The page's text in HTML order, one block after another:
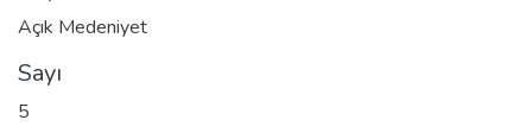
Açık Medeniyet
Sayı
5